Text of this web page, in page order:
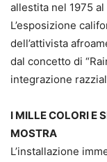
allestita nel 1975
L’esposizione
dell’attivista
dal concetto di
integrazione
I MILLE COLORI E
MOSTRA
L’installazione